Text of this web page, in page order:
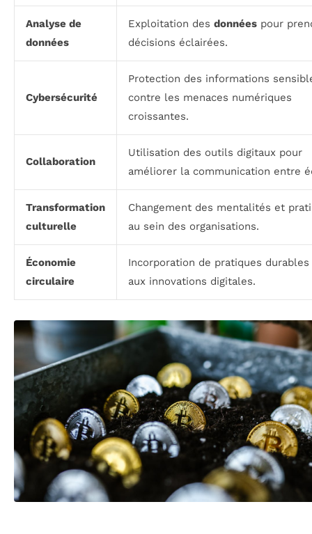
Analyse de
données
Exploitation des données pour
décisions éclairées.
Cybersécurité
Protection des informations
contre les menaces numériques
croissantes.
Collaboration
Utilisation des outils digitaux pour
améliorer la communication entre
Transformation
culturelle
Changement des mentalités et
au sein des organisations.
Économie
circulaire
Incorporation de pratiques durables
aux innovations digitales.